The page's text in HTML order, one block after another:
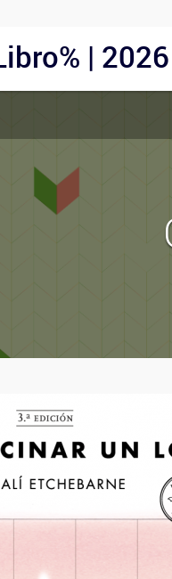
| 2026